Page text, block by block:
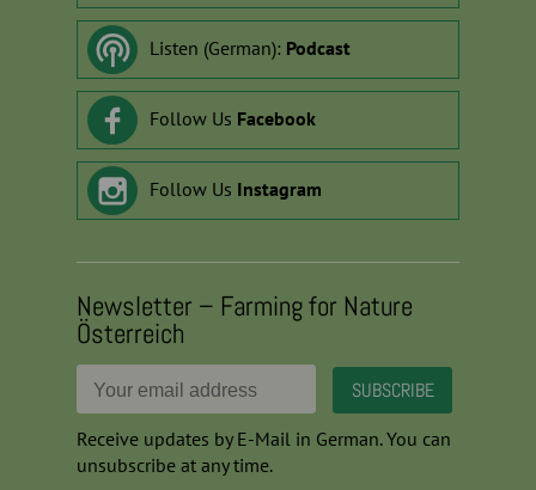
Listen (German): Podcast
Follow Us Facebook
Follow Us Instagram
Newsletter – Farming for Nature
Österreich
Receive updates by E-Mail in German. You can
unsubscribe at any time.